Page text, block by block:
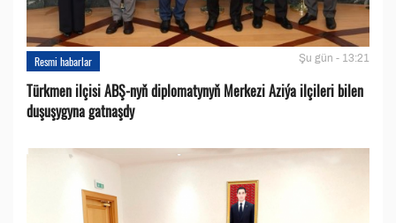
Resmi habarlar Şu gün - 13:21
Türkmen ilçisi ABŞ-nyň diplomatynyň Merkezi Aziýa ilçileri bilen
duşuşygyna gatnaşdy